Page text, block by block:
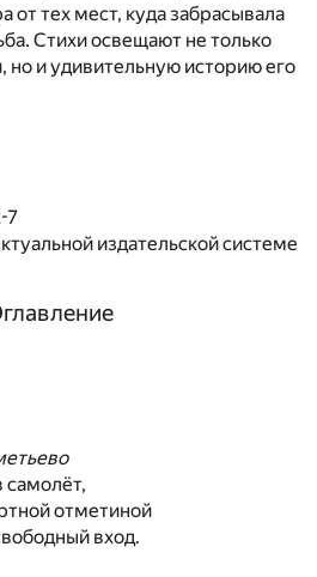
от тех мест, куда забрасывала
Стихи освещают не только
но и удивительную историю его
7
издательской системе
самолёт,
отметиной
вход.